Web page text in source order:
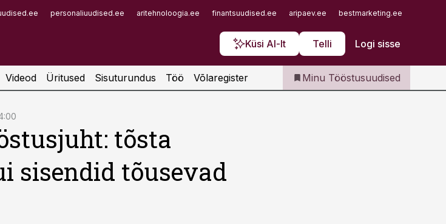
personaliuudised.ee aritehnoloogia.ee finantsuudised.ee aripaev.ee bestmarketing.ee
Küsi AI-lt Telli Logi sisse
Iseteenindus
Telli Tööstusuudised
Videod Üritused Sisuturundus Töö Võlaregister Minu Tööstusuudised
tõsta
sisendid tõusevad